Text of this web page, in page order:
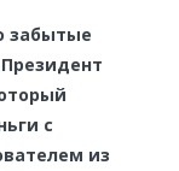
забытые
с
из